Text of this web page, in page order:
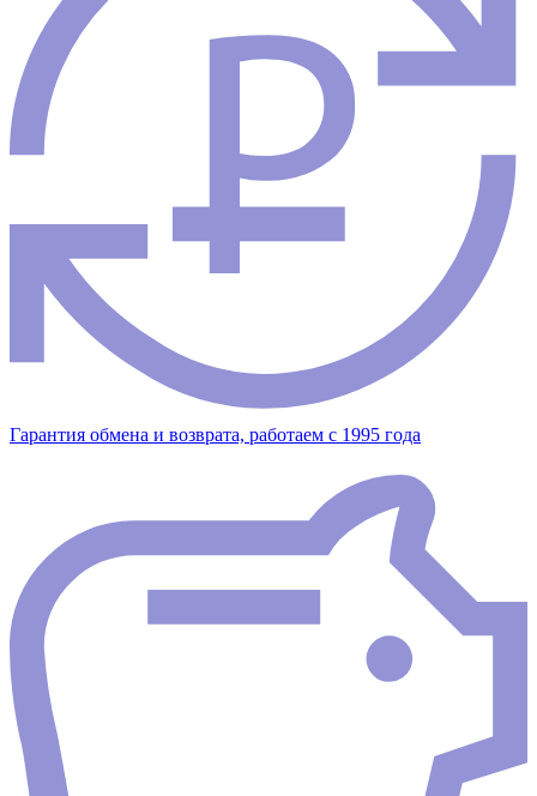
Гарантия обмена и возврата, работаем с 1995 года